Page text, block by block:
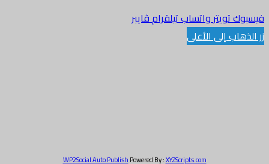
فيسبوكتويتر واتسابتيلقرامڤايبر
زر الذهاب إلى الأعلى
WP2Social Auto Publish Powered By :XYZScripts.com